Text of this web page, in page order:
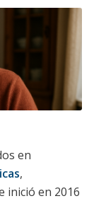
en
,
inició en 2016